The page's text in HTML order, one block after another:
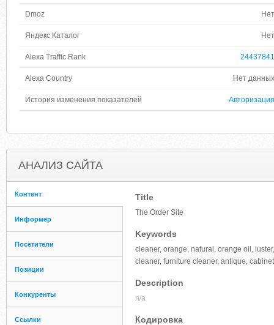
Dmoz Нет
Яндекс Каталог Нет
Alexa Traffic Rank 24437841
Alexa Country Нет данных
История изменения показателей Авторизация
АНАЛИЗ САЙТА
Контент
Информер
Посетители
Позиции
Конкуренты
Ссылки
Title
The Order Site
Keywords
cleaner, orange, natural, orange oil,
cleaner, furniture cleaner, antique,
Description
n/a
Кодировка